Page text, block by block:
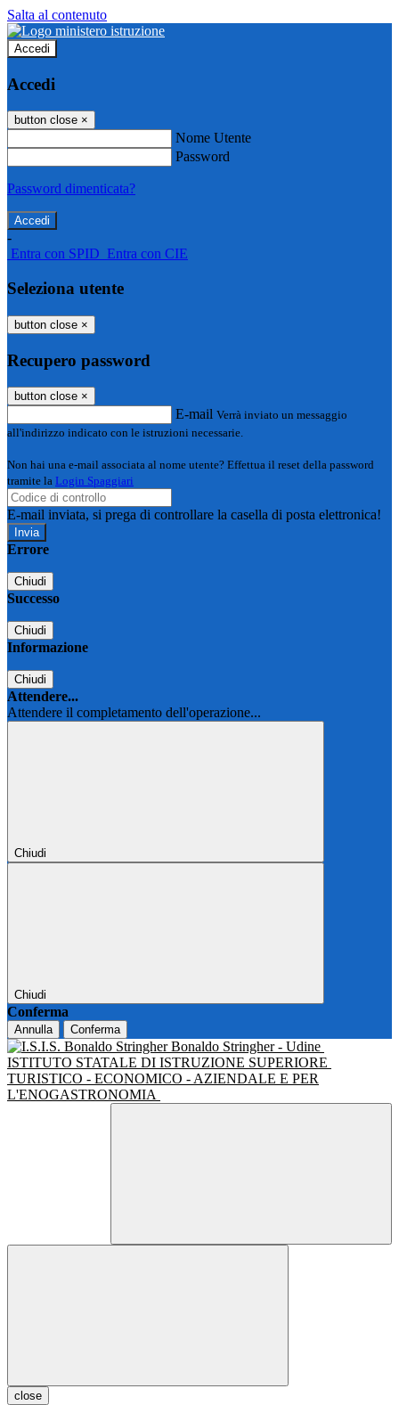
Salta al contenuto
Accedi
Accedi
button close ×
Nome Utente
Password
Password dimenticata?
-
Entra con SPID Entra con CIE
Seleziona utente
button close ×
Recupero password
button close ×
E-mail Verrà inviato un messaggio
all'indirizzo indicato con le istruzioni necessarie.
Non hai una e-mail associata al nome utente? Effettua il reset della password
tramite la Login Spaggiari
E-mail inviata, si prega di controllare la casella di posta elettronica!
Errore
Chiudi
Successo
Chiudi
Informazione
Chiudi
Attendere...
Attendere il completamento dell'operazione...
Chiudi
Chiudi
Conferma
Annulla Conferma
Bonaldo Stringher - Udine
ISTITUTO STATALE DI ISTRUZIONE SUPERIORE
TURISTICO - ECONOMICO - AZIENDALE E PER
L'ENOGASTRONOMIA
close